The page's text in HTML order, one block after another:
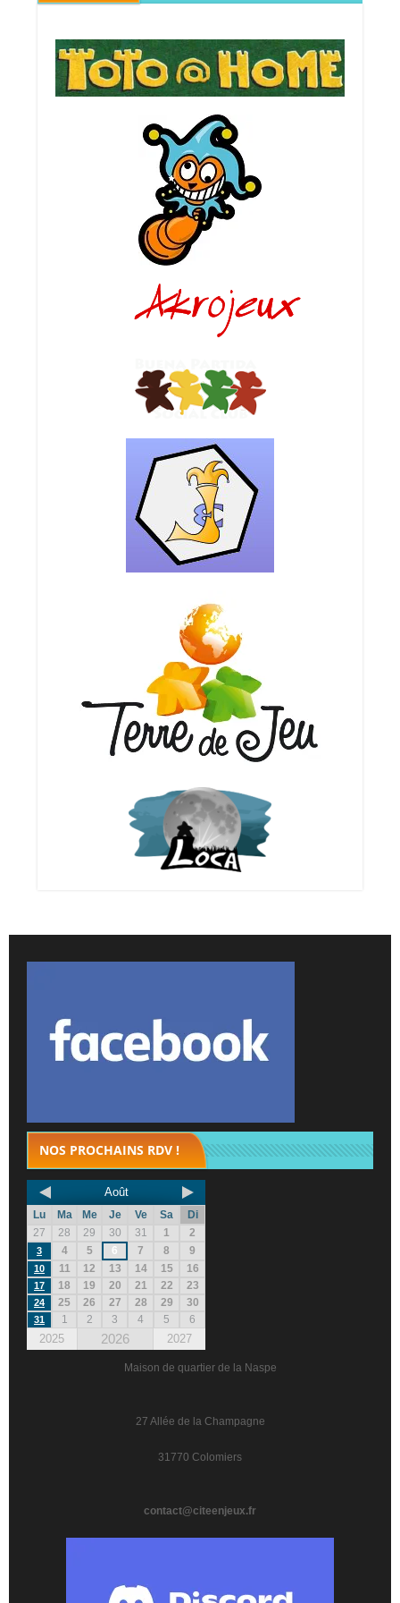
NOS PROCHAINS RDV !
Août
Lu Ma Me Je Ve Sa
Di
27
28 29 30 31 1 2
3 4 5 6 7 8 9
10 11 12 13 14 15 16
17 18 19 20 21 22 23
24 25 26 27 28 29 30
31 1 2 3 4 5 6
2025 2026 2027
Maison de quartier de la Naspe
27 Allée de la Champagne
31770 Colomiers
contact@citeenjeux.fr